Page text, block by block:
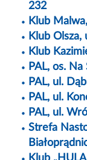
232
Klub
Klub Olsza,
Klub
PAL, os.
PAL, ul.
PAL, ul.
PAL, ul.
Strefa